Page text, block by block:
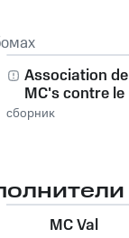
Association de
MC's contre le
clergé
сборник
MC Val